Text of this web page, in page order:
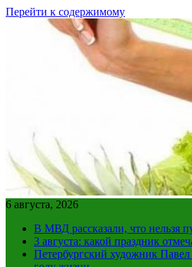
Перейти к содержимому
6 августа, 2026
В МВД рассказали, что нельзя
3 августа: какой праздник
Петербургский художник